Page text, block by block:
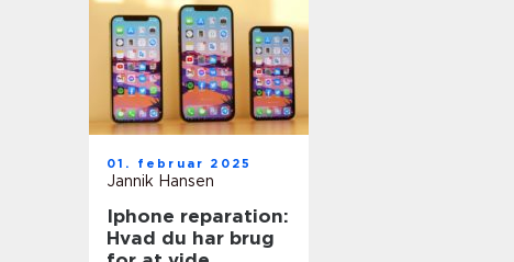
01. februar 2025
Jannik Hansen
Iphone reparation:
Hvad du har brug